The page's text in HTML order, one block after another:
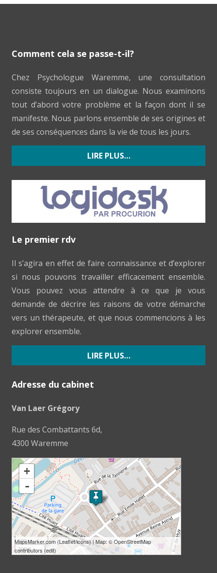
Comment cela se passe-t-il?
Chez Psychologue Waremme, une consultation
consiste toujours en un dialogue. Nous examinons
tout d’abord votre problème et la façon dont il se
manifeste. Nous parlons ensemble de ses origines et
de ses conséquences dans la vie de tous les jours.
LIRE PLUS…
Le premier rdv
Il s’agira en effet de faire connaissance et d’explorer
si nous pouvons travailler efficacement ensemble.
Vous pouvez vous attendre à ce que je vous
demande de décrire les raisons de votre démarche
vers un thérapeute, et que nous commencions à les
explorer ensemble.
LIRE PLUS…
Adresse du cabinet
Van Laer Grégory
Rue des Combattants 6d,
4300 Waremme
loading map - please wait...
+
-
100 m
300 ft
MapsMarker.com (Leaflet/icons) | Map: ©OpenStreetMap
contributors (edit)